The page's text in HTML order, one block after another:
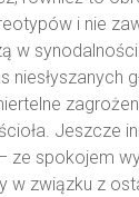
i nie
w
niesłyszanych
Jeszcze
ze spokojem
w związku z